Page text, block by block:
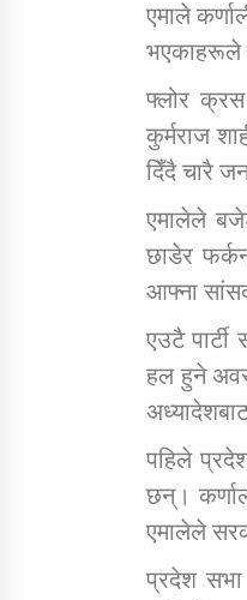
एमाले
भएकाहरूले
फ्लोर क्रस
कुर्मराज
दिँदै चारै
एमालेले
छाडेर
आफ्ना
एउटै
हल हुने
पहिले
छन्।
एमालेले
प्रदेश सभा